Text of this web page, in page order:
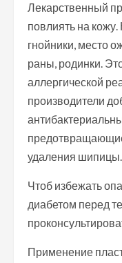
Лекарственный
повлиять на кожу.
гнойники, место
раны, родинки.
аллергической
производители
удаления шипицы.
Чтоб избежать
диабетом перед
Применение